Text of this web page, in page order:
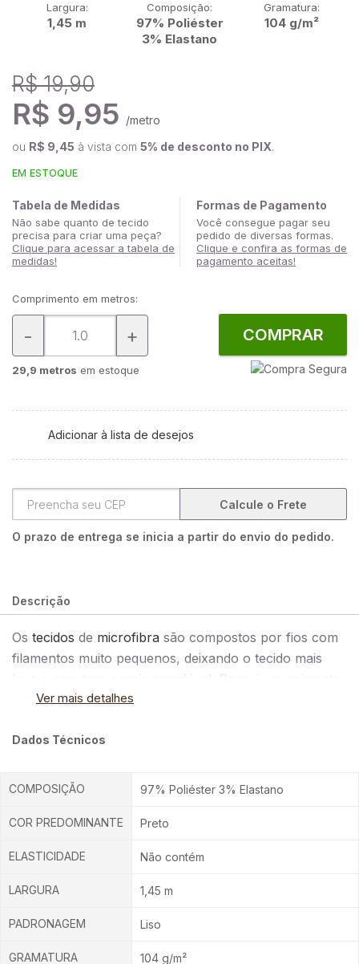
Largura:
1,45 m
Composição:
97% Poliéster
3% Elastano
Gramatura:
104 g/m²
R$ 19,90
R$ 9,95 /metro
ou R$ 9,45 à vista com 5% de desconto no PIX.
EM ESTOQUE
Tabela de Medidas
Não sabe quanto de tecido
precisa para criar uma peça?
Clique para acessar a tabela de
medidas!
Formas de Pagamento
Você consegue pagar seu
pedido de diversas formas.
Clique e confira as formas de
pagamento aceitas!
Comprimento em metros:
- +
29,9 metros em estoque
COMPRAR
Adicionar à lista de desejos
Calcule o Frete
O prazo de entrega se inicia a partir do envio do pedido.
Descrição
Os tecidos de microfibra são compostos por fios com
filamentos muito pequenos, deixando o tecido mais
leve e com toque mais agradável. Possui um caimento
médio e maleável, é resistente e elástica. Textura
Pode ser usada somente o tecido ou composto por
rápida e não amassa, não sendo necessário o uso de
de encolhimento extremamente baixo, podendo ser
Ver mais detalhes
Dados Técnicos
COMPOSIÇÃO 97% Poliéster 3% Elastano
COR PREDOMINANTE Preto
ELASTICIDADE Não contém
LARGURA 1,45 m
PADRONAGEM Liso
GRAMATURA 104 g/m²